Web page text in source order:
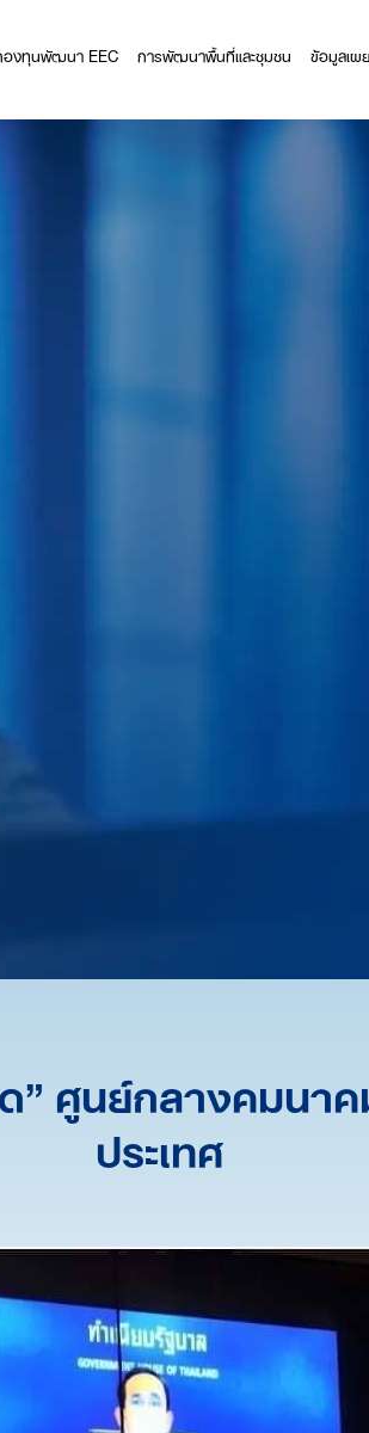
งทุนพัฒนา EEC การพัฒนาพื้นที่และชุมชน ข้อมูลเผ
ศูนย์กลางคมนา
ประเทศ